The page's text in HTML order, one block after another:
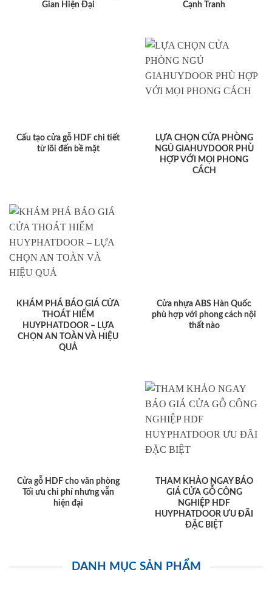
Gian Hiện Đại
Cạnh Tranh
Cấu tạo cửa gỗ HDF chi tiết
từ lõi đến bề mặt
LỰA CHỌN CỬA PHÒNG
NGỦ GIAHUYDOOR PHÙ
HỢP VỚI MỌI PHONG
CÁCH
KHÁM PHÁ BÁO GIÁ CỬA
THOÁT HIỂM
HUYPHATDOOR – LỰA
CHỌN AN TOÀN VÀ HIỆU
QUẢ
Cửa nhựa ABS Hàn Quốc
phù hợp với phong cách nội
thất nào
Cửa gỗ HDF cho văn phòng
Tối ưu chi phí nhưng vẫn
hiện đại
THAM KHẢO NGAY BÁO
GIÁ CỬA GỖ CÔNG
NGHIỆP HDF
HUYPHATDOOR ƯU ĐÃI
ĐẶC BIỆT
DANH MỤC SẢN PHẨM